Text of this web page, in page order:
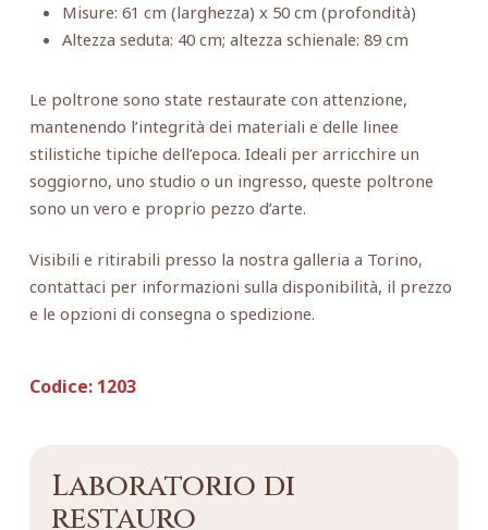
Misure: 61 cm (larghezza) x 50 cm (profondità)
Altezza seduta: 40 cm; altezza schienale: 89 cm
Le poltrone sono state restaurate con attenzione,
mantenendo l’integrità dei materiali e delle linee
stilistiche tipiche dell’epoca. Ideali per arricchire un
soggiorno, uno studio o un ingresso, queste poltrone
sono un vero e proprio pezzo d’arte.
Visibili e ritirabili presso la nostra galleria a Torino,
contattaci per informazioni sulla disponibilità, il prezzo
e le opzioni di consegna o spedizione.
Codice:1203
Laboratorio di
restauro